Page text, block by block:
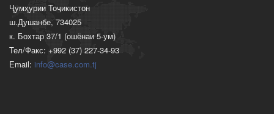
Ҷумҳурии Тоҷикистон
ш.Душанбе, 734025
к. Бохтар 37/1 (ошёнаи 5-ум)
Тел/Факс: +992 (37) 227-34-93
Email: info@case.com.tj